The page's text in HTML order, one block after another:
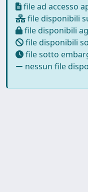
file ad accesso
file disponibili
file disponibili
file disponibili
file sotto
nessun file